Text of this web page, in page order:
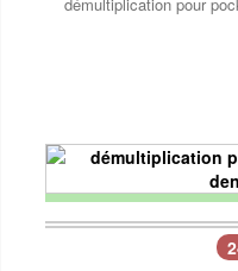
démultiplication pour